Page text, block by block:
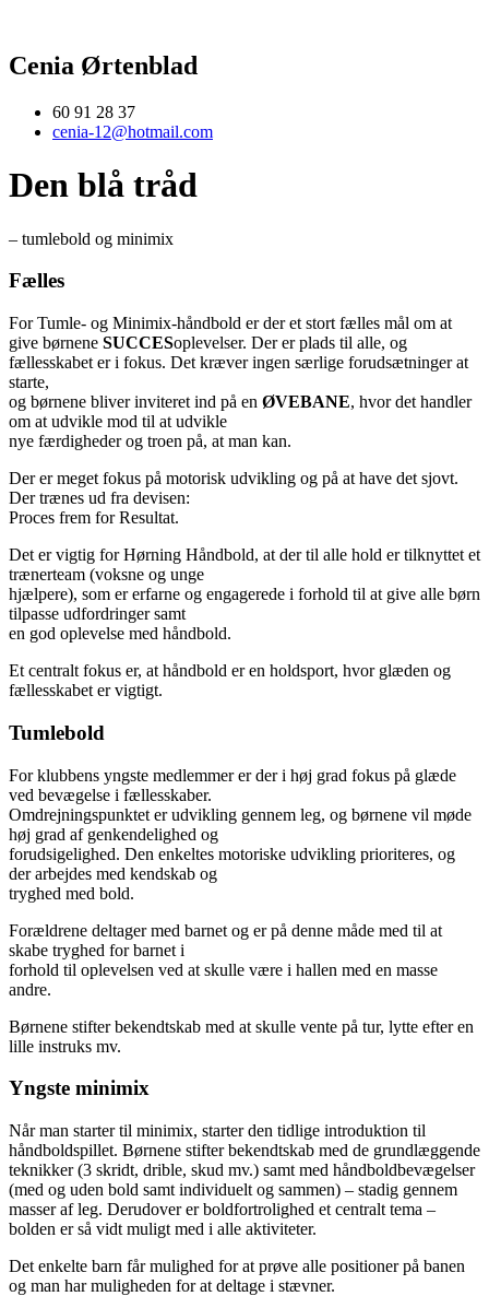
Cenia Ørtenblad
60 91 28 37
cenia-12@hotmail.com
Den blå tråd
– tumlebold og minimix
Fælles
For Tumle- og Minimix-håndbold er der et stort fælles mål om at
give børnene SUCCESoplevelser. Der er plads til alle, og
fællesskabet er i fokus. Det kræver ingen særlige forudsætninger at
starte,
og børnene bliver inviteret ind på en ØVEBANE, hvor det handler
om at udvikle mod til at udvikle
nye færdigheder og troen på, at man kan.
Der er meget fokus på motorisk udvikling og på at have det sjovt.
Der trænes ud fra devisen:
Proces frem for Resultat.
Det er vigtig for Hørning Håndbold, at der til alle hold er tilknyttet et
trænerteam (voksne og unge
hjælpere), som er erfarne og engagerede i forhold til at give alle børn
tilpasse udfordringer samt
en god oplevelse med håndbold.
Et centralt fokus er, at håndbold er en holdsport, hvor glæden og
fællesskabet er vigtigt.
Tumlebold
For klubbens yngste medlemmer er der i høj grad fokus på glæde
ved bevægelse i fællesskaber.
Omdrejningspunktet er udvikling gennem leg, og børnene vil møde
høj grad af genkendelighed og
forudsigelighed. Den enkeltes motoriske udvikling prioriteres, og
der arbejdes med kendskab og
tryghed med bold.
Forældrene deltager med barnet og er på denne måde med til at
skabe tryghed for barnet i
forhold til oplevelsen ved at skulle være i hallen med en masse
andre.
Børnene stifter bekendtskab med at skulle vente på tur, lytte efter en
lille instruks mv.
Yngste minimix
Når man starter til minimix, starter den tidlige introduktion til
håndboldspillet. Børnene stifter bekendtskab med de grundlæggende
teknikker (3 skridt, drible, skud mv.) samt med håndboldbevægelser
(med og uden bold samt individuelt og sammen) – stadig gennem
masser af leg. Derudover er boldfortrolighed et centralt tema –
bolden er så vidt muligt med i alle aktiviteter.
Det enkelte barn får mulighed for at prøve alle positioner på banen
og man har muligheden for at deltage i stævner.